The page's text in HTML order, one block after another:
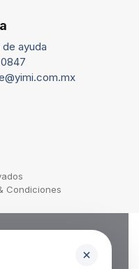
ayuda
0847
Condiciones